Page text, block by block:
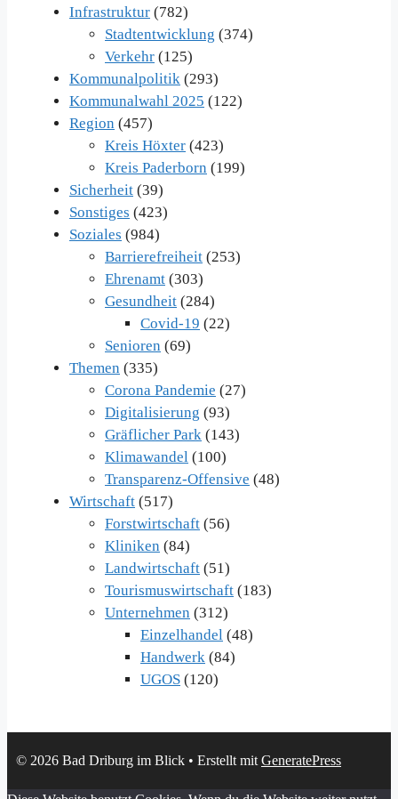
Infrastruktur (782)
Stadtentwicklung (374)
Verkehr (125)
Kommunalpolitik (293)
Kommunalwahl 2025 (122)
Region (457)
Kreis Höxter (423)
Kreis Paderborn (199)
Sicherheit (39)
Sonstiges (423)
Soziales (984)
Barrierefreiheit (253)
Ehrenamt (303)
Gesundheit (284)
Covid-19 (22)
Senioren (69)
Themen (335)
Corona Pandemie (27)
Digitalisierung (93)
Gräflicher Park (143)
Klimawandel (100)
Transparenz-Offensive (48)
Wirtschaft (517)
Forstwirtschaft (56)
Kliniken (84)
Landwirtschaft (51)
Tourismuswirtschaft (183)
Unternehmen (312)
Einzelhandel (48)
Handwerk (84)
UGOS (120)
© 2026 Bad Driburg im Blick • Erstellt mit GeneratePress